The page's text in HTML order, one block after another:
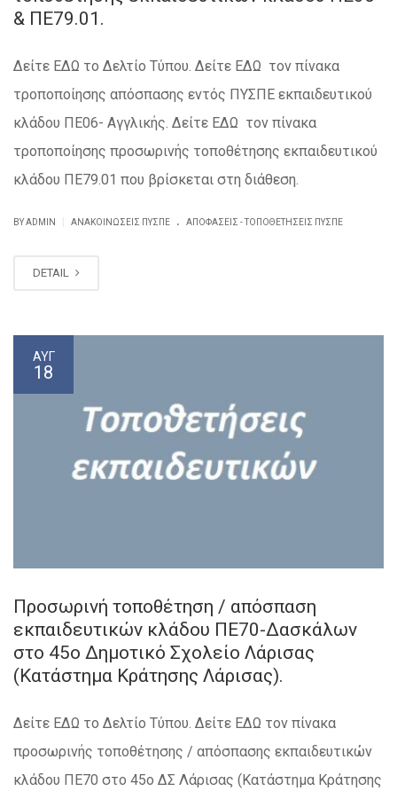
& ΠΕ79.01.
Δείτε ΕΔΩ το Δελτίο Τύπου. Δείτε ΕΔΩ τον πίνακα
τροποποίησης απόσπασης εντός ΠΥΣΠΕ εκπαιδευτικού
κλάδου ΠΕ06- Αγγλικής. Δείτε ΕΔΩ τον πίνακα
τροποποίησης προσωρινής τοποθέτησης εκπαιδευτικού
κλάδου ΠΕ79.01 που βρίσκεται στη διάθεση.
BY ADMIN ΑΝΑΚΟΙΝΏΣΕΙΣ ΠΥΣΠΕ . ΑΠΟΦΆΣΕΙΣ - ΤΟΠΟΘΕΤΉΣΕΙΣ ΠΥΣΠΕ
DETAIL
ΑΥΓ
18
Προσωρινή τοποθέτηση / απόσπαση
εκπαιδευτικών κλάδου ΠΕ70-Δασκάλων
στο 45ο Δημοτικό Σχολείο Λάρισας
(Κατάστημα Κράτησης Λάρισας).
Δείτε ΕΔΩ το Δελτίο Τύπου. Δείτε ΕΔΩ τον πίνακα
προσωρινής τοποθέτησης / απόσπασης εκπαιδευτικών
κλάδου ΠΕ70 στο 45ο ΔΣ Λάρισας (Κατάστημα Κράτησης